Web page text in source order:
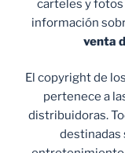
carteles y
información
venta
El copyright de
pertenece a
distribuidoras.
destinadas